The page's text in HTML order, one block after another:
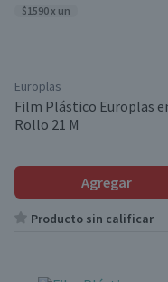
$1590 x un
Europlas
Film Plástico Europlas
Rollo 21 M
Agregar
Producto sin calificar